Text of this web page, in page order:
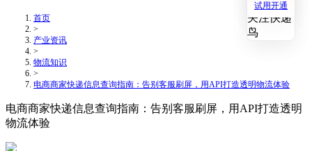
关注快递
鸟
试用开通
首页
>
产业资讯
>
物流知识
>
电商商家快递信息查询指南：告别客服刷屏，用API打造透明物流体验
电商商家快递信息查询指南：告别客服刷屏，用API打造透明
物流体验
关注快递
鸟
试用开通